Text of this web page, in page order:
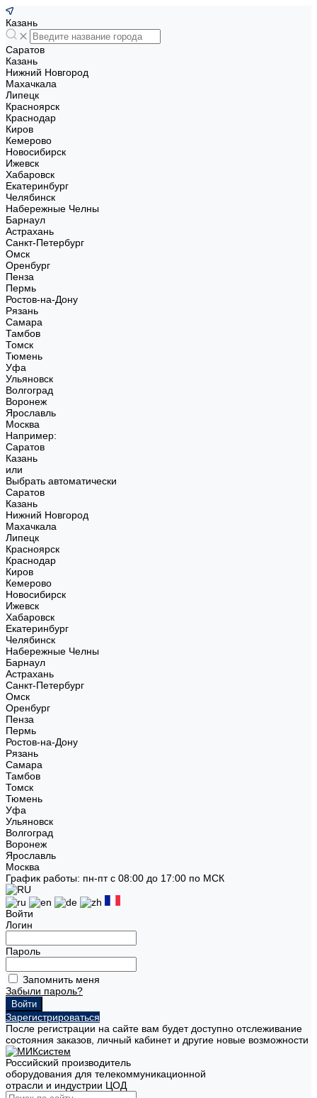
Казань
Саратов
Казань
Нижний Новгород
Махачкала
Липецк
Красноярск
Краснодар
Киров
Кемерово
Новосибирск
Ижевск
Хабаровск
Екатеринбург
Челябинск
Набережные Челны
Барнаул
Астрахань
Санкт-Петербург
Омск
Оренбург
Пенза
Пермь
Ростов-на-Дону
Рязань
Самара
Тамбов
Томск
Тюмень
Уфа
Ульяновск
Волгоград
Воронеж
Ярославль
Москва
Например:
Саратов
Казань
или
Выбрать автоматически
Саратов
Казань
Нижний Новгород
Махачкала
Липецк
Красноярск
Краснодар
Киров
Кемерово
Новосибирск
Ижевск
Хабаровск
Екатеринбург
Челябинск
Набережные Челны
Барнаул
Астрахань
Санкт-Петербург
Омск
Оренбург
Пенза
Пермь
Ростов-на-Дону
Рязань
Самара
Тамбов
Томск
Тюмень
Уфа
Ульяновск
Волгоград
Воронеж
Ярославль
Москва
График работы: пн-пт с 08:00 до 17:00 по МСК
Войти
Логин
Пароль
Запомнить меня
Забыли пароль?
Зарегистрироваться
После регистрации на сайте вам будет доступно отслеживание
состояния заказов, личный кабинет и другие новые возможности
Российский производитель
оборудования для телекоммуникационной
отрасли и индустрии ЦОД